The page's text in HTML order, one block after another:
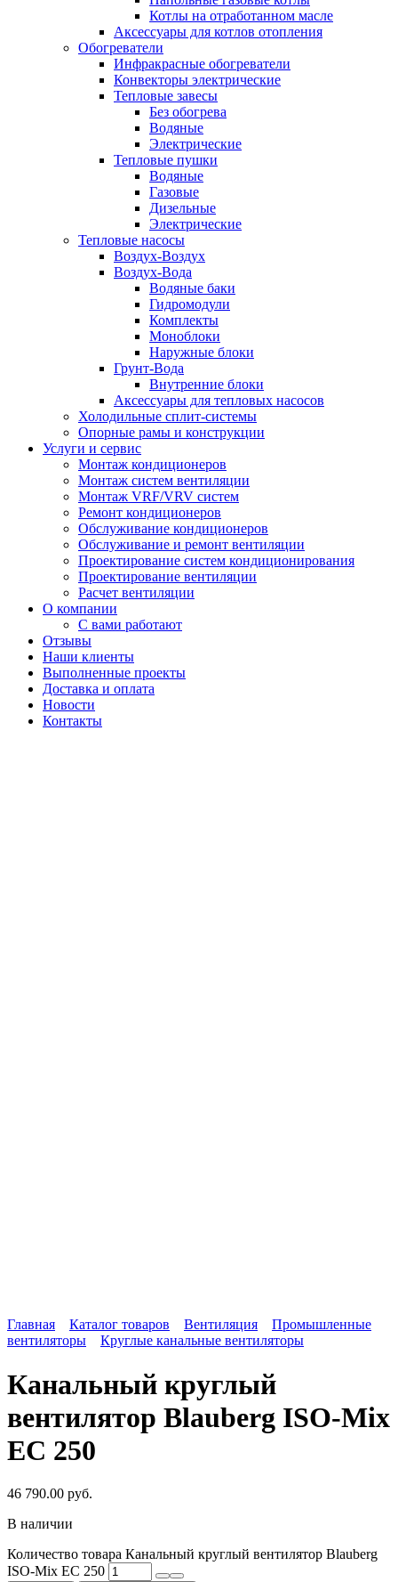
Котлы на отработанном масле
Аксессуары для котлов отопления
Обогреватели
Инфракрасные обогреватели
Конвекторы электрические
Тепловые завесы
Без обогрева
Водяные
Электрические
Тепловые пушки
Водяные
Газовые
Дизельные
Электрические
Тепловые насосы
Воздух-Воздух
Воздух-Вода
Водяные баки
Гидромодули
Комплекты
Моноблоки
Наружные блоки
Грунт-Вода
Внутренние блоки
Аксессуары для тепловых насосов
Холодильные сплит-системы
Опорные рамы и конструкции
Услуги и сервис
Монтаж кондиционеров
Монтаж систем вентиляции
Монтаж VRF/VRV систем
Ремонт кондиционеров
Обслуживание кондиционеров
Обслуживание и ремонт вентиляции
Проектирование систем кондиционирования
Проектирование вентиляции
Расчет вентиляции
О компании
С вами работают
Отзывы
Наши клиенты
Выполненные проекты
Доставка и оплата
Новости
Контакты
Главная Каталог товаров Вентиляция
Промышленные
вентиляторы
Круглые канальные вентиляторы
Канальный круглый
вентилятор Blauberg ISO-Mix
EC 250
46 790.00 руб.
В наличии
Количество товара Канальный круглый вентилятор Blauberg
ISO-Mix EC 250